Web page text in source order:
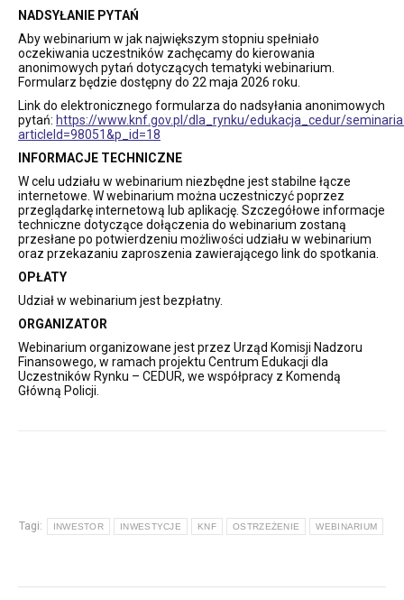
NADSYŁANIE PYTAŃ
Aby webinarium w jak największym stopniu spełniało
oczekiwania uczestników zachęcamy do kierowania
anonimowych pytań dotyczących tematyki webinarium.
Formularz będzie dostępny do 22 maja 2026 roku.
Link do elektronicznego formularza do nadsyłania anonimowych
pytań: https://www.knf.gov.pl/dla_rynku/edukacja_cedur/
articleId=98051&p_id=18
INFORMACJE TECHNICZNE
W celu udziału w webinarium niezbędne jest stabilne łącze
internetowe. W webinarium można uczestniczyć poprzez
przeglądarkę internetową lub aplikację. Szczegółowe informacje
techniczne dotyczące dołączenia do webinarium zostaną
przesłane po potwierdzeniu możliwości udziału w webinarium
oraz przekazaniu zaproszenia zawierającego link do spotkania.
OPŁATY
Udział w webinarium jest bezpłatny.
ORGANIZATOR
Webinarium organizowane jest przez Urząd Komisji Nadzoru
Finansowego, w ramach projektu Centrum Edukacji dla
Uczestników Rynku – CEDUR, we współpracy z Komendą
Główną Policji.
Tagi: INWESTOR INWESTYCJE KNF OSTRZEŻENIE WEBINARIUM